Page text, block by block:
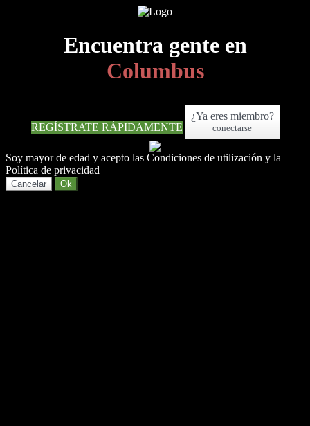
Encuentra gente en
Columbus
REGÍSTRATE RÁPIDAMENTE
¿Ya eres miembro?
conectarse
Soy mayor de edad y acepto las Condiciones de utilización y la
Política de privacidad
Cancelar Ok